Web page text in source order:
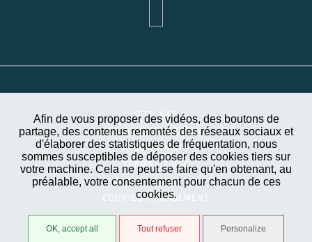
Afin de vous proposer des vidéos, des boutons de
partage, des contenus remontés des réseaux sociaux et
d'élaborer des statistiques de fréquentation, nous
sommes susceptibles de déposer des cookies tiers sur
votre machine. Cela ne peut se faire qu'en obtenant, au
préalable, votre consentement pour chacun de ces
cookies.
OK, accept all Tout refuser Personalize
SITE MAP
PUBLIC CONTRACTS
ACCESSIBILITY
TERMS OF USE
PROTECTION OF DATA
COOKIES MANAGEMENT
STRATIS